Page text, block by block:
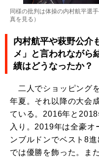
同様の批判は体操の内村航平選
真を見る ）
内村航平や萩野公
メ」と言われながら
績はどうなったか？
二人でショッピング
年夏。それ以降の大会
ている。2016年と
入り。2019年は全豪オ
ンブルドンでベスト8
では優勝を飾った。ま